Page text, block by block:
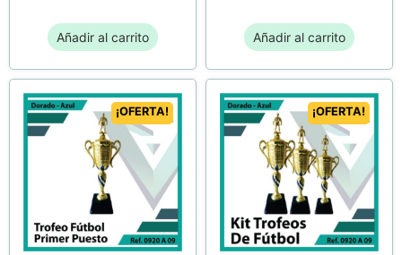
Añadir al carrito Añadir al carrito
¡OFERTA! ¡OFERTA!